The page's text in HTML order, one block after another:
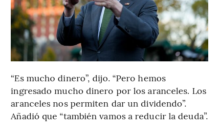
“Es mucho dinero”, dijo. “Pero hemos
ingresado mucho dinero por los aranceles. Los
aranceles nos permiten dar un dividendo”.
Añadió que “también vamos a reducir la deuda”.